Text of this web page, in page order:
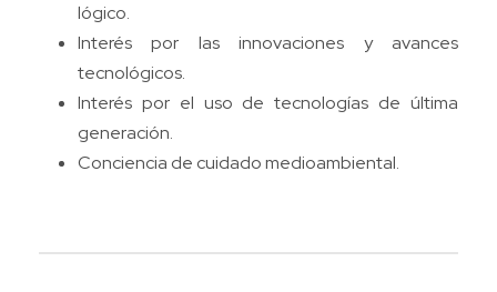
lógico.
Interés por las innovaciones y avances
tecnológicos.
Interés por el uso de tecnologías de última
generación.
Conciencia de cuidado medioambiental.